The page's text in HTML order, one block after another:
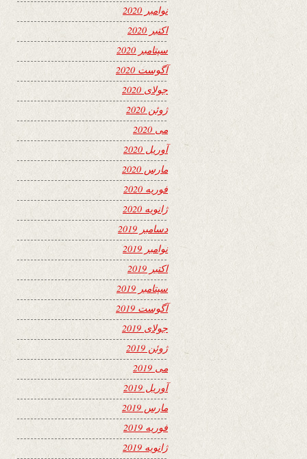
نوامبر 2020
اکتبر 2020
سپتامبر 2020
آگوست 2020
جولای 2020
ژوئن 2020
می 2020
آوریل 2020
مارس 2020
فوریه 2020
ژانویه 2020
دسامبر 2019
نوامبر 2019
اکتبر 2019
سپتامبر 2019
آگوست 2019
جولای 2019
ژوئن 2019
می 2019
آوریل 2019
مارس 2019
فوریه 2019
ژانویه 2019